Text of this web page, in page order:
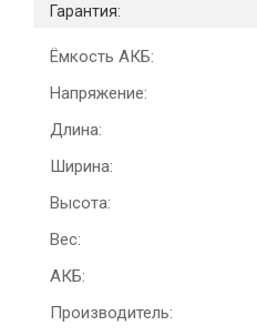
Гарантия:
Ёмкость АКБ:
Напряжение:
Длина:
Ширина:
Высота:
Вес:
АКБ:
Производитель: